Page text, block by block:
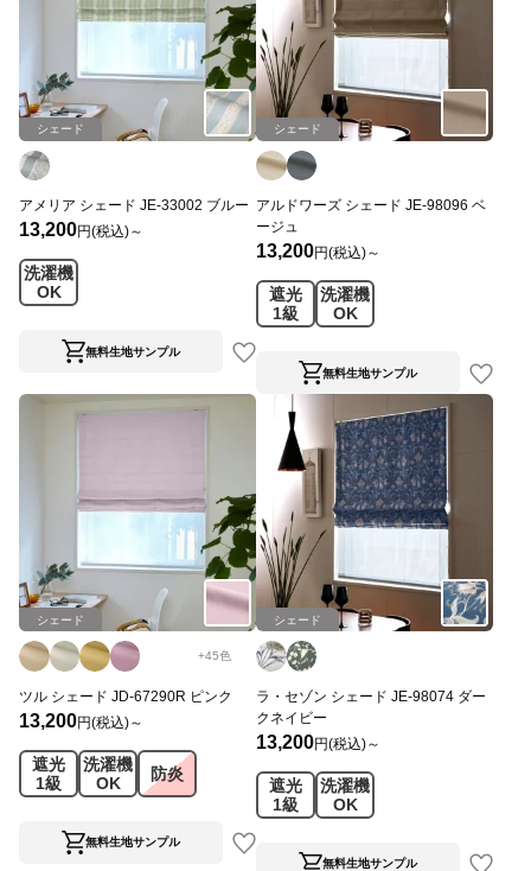
シェード
アメリア シェード JE-33002 ブルー
13,200円(税込)～
洗濯機
OK
無料生地サンプル
シェード
アルドワーズ シェード JE-98096 ベ
ージュ
13,200円(税込)～
遮光
1級
洗濯機
OK
無料生地サンプル
シェード
+45色
ツル シェード JD-67290R ピンク
13,200円(税込)～
遮光
1級
洗濯機
OK
防炎
無料生地サンプル
シェード
ラ・セゾン シェード JE-98074 ダー
クネイビー
13,200円(税込)～
遮光
1級
洗濯機
OK
無料生地サンプル